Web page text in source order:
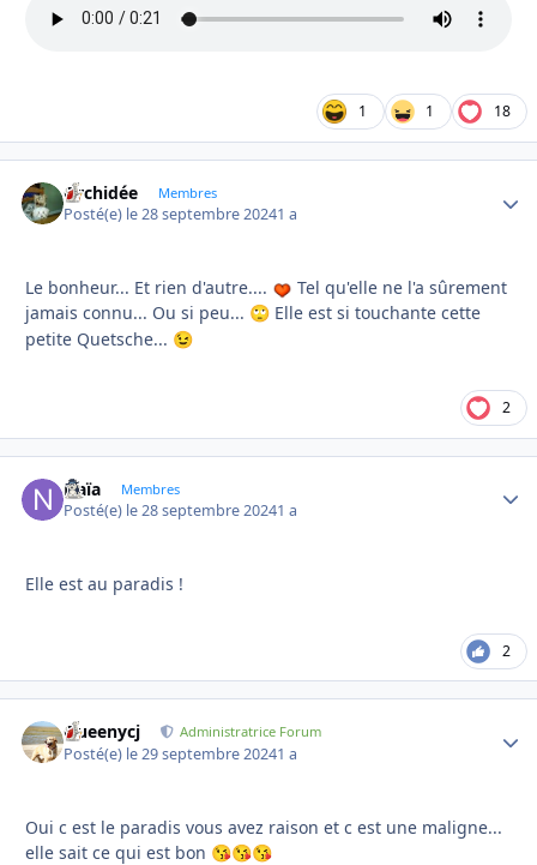
1 1 18
Orchidée Membres
Posté(e) le 28 septembre 20241 a
Le bonheur... Et rien d'autre....
Tel qu'elle ne l'a sûrement
jamais connu... Ou si peu... 🙄 Elle est si touchante cette
petite Quetsche... 😉
2
Naïa Membres
Posté(e) le 28 septembre 20241 a
Elle est au paradis !
2
Queenycj Administratrice Forum
Posté(e) le 29 septembre 20241 a
Oui c est le paradis vous avez raison et c est une maligne...
elle sait ce qui est bon 😘😘😘